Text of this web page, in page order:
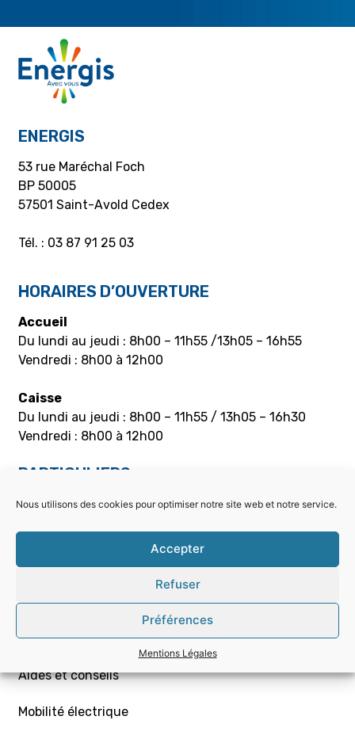
Nous utilisons des cookies pour optimiser notre site web et notre service.
Accepter
Refuser
Préférences
Mentions Légales
ENERGIS
53 rue Maréchal Foch
BP 50005
57501 Saint-Avold Cedex
Tél. : 03 87 91 25 03
HORAIRES D’OUVERTURE
Accueil
Du lundi au jeudi : 8h00 – 11h55 /13h05 – 16h55
Vendredi : 8h00 à 12h00
Caisse
Du lundi au jeudi : 8h00 – 11h55 / 13h05 – 16h30
Vendredi : 8h00 à 12h00
PARTICULIERS
Choisir la bonne offre
Mon contrat – Particuliers
Souscription / résiliation
Demande de raccordement aux réseaux Gaz/Elec
ou branchement provisoire
Aides et conseils
Mobilité électrique